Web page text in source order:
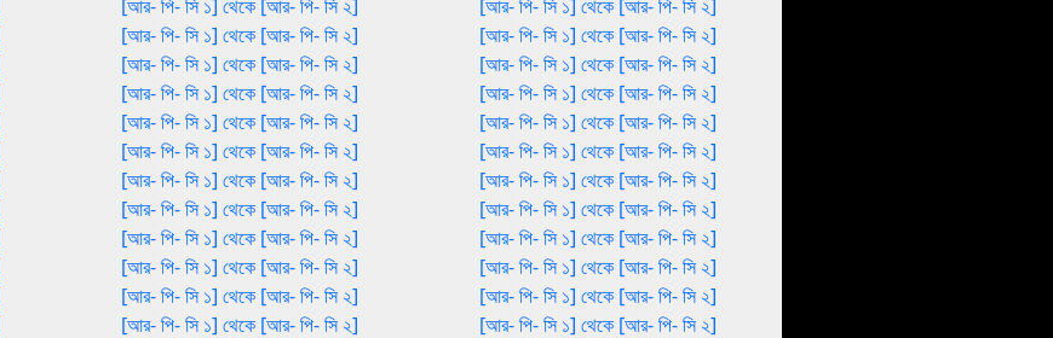
[আর- পি- সি ১] থেকে [আর- পি- সি ২]
[আর- পি- সি ১] থেকে [আর- পি- সি ২]
[আর- পি- সি ১] থেকে [আর- পি- সি ২]
[আর- পি- সি ১] থেকে [আর- পি- সি ২]
[আর- পি- সি ১] থেকে [আর- পি- সি ২]
[আর- পি- সি ১] থেকে [আর- পি- সি ২]
[আর- পি- সি ১] থেকে [আর- পি- সি ২]
[আর- পি- সি ১] থেকে [আর- পি- সি ২]
[আর- পি- সি ১] থেকে [আর- পি- সি ২]
[আর- পি- সি ১] থেকে [আর- পি- সি ২]
[আর- পি- সি ১] থেকে [আর- পি- সি ২]
[আর- পি- সি ১] থেকে [আর- পি- সি ২]
[আর- পি- সি ১] থেকে [আর- পি- সি ২]
[আর- পি- সি ১] থেকে [আর- পি- সি ২]
[আর- পি- সি ১] থেকে [আর- পি- সি ২]
[আর- পি- সি ১] থেকে [আর- পি- সি ২]
[আর- পি- সি ১] থেকে [আর- পি- সি ২]
[আর- পি- সি ১] থেকে [আর- পি- সি ২]
[আর- পি- সি ১] থেকে [আর- পি- সি ২]
[আর- পি- সি ১] থেকে [আর- পি- সি ২]
[আর- পি- সি ১] থেকে [আর- পি- সি ২]
[আর- পি- সি ১] থেকে [আর- পি- সি ২]
[আর- পি- সি ১] থেকে [আর- পি- সি ২]
[আর- পি- সি ১] থেকে [আর- পি- সি ২]